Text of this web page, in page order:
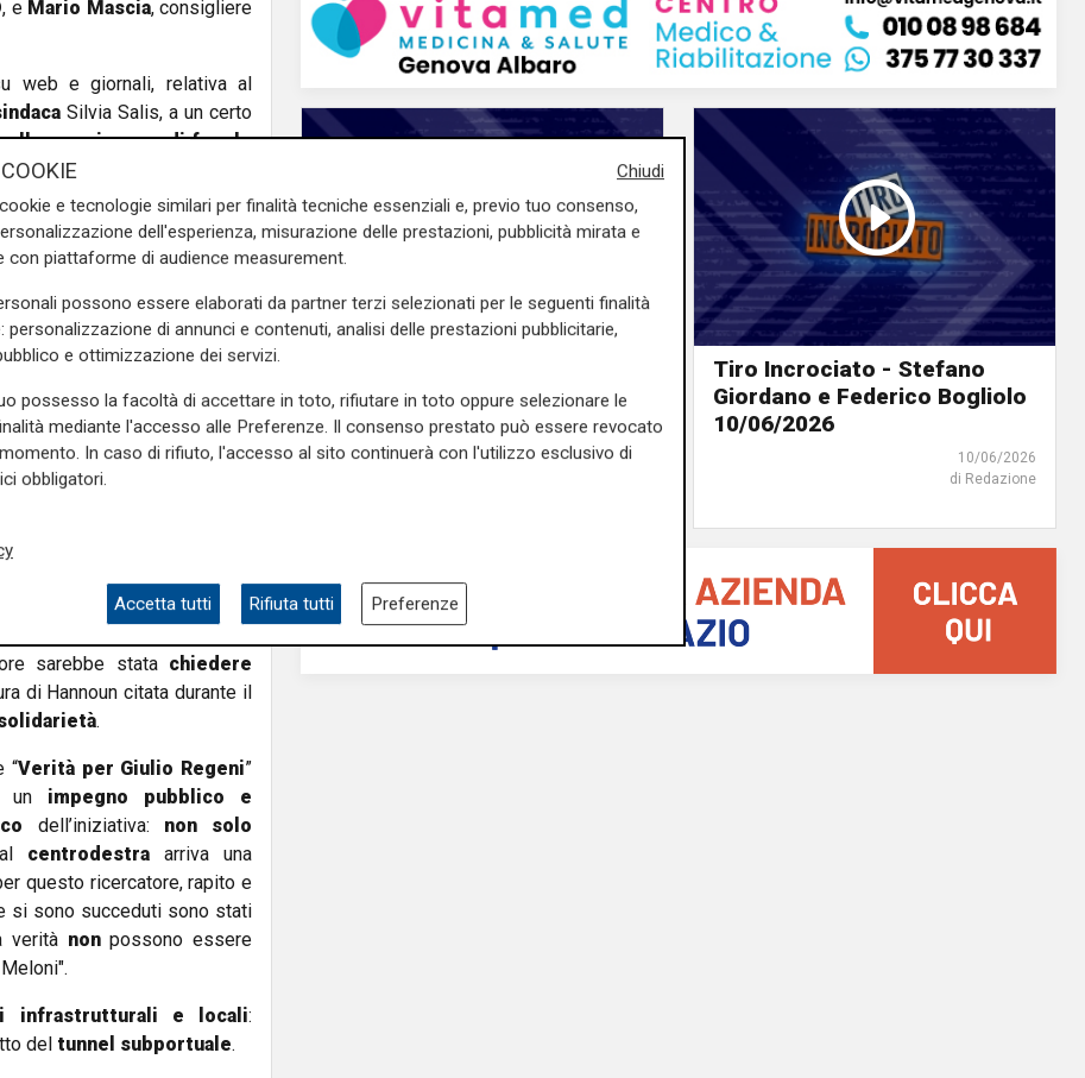
, e Mario Mascia, consigliere
web e giornali, relativa al
Silvia Salis, a un certo
alla maggioranza di fare lo
unadichiarazione
degenerare la situazione.
buona fede: "Sono arrivate
del
loStato di Israelecome
un ordine del giorno
alternativo a quello
intervento ho chiamato
Hannoun: per me è stato un
e sproporzionata". E
per ironia. Credo sia un
questa volta la tuaironia
è
state altre allusioni.
Non
dal centrodestra su cosa
sarebbe stata chiedere
di Hannoun citata durante il
.
“Verità per Giulio Regeni”
un impegno pubblico e
dell’iniziativa: non solo
centrodestra arriva una
questo ricercatore, rapito e
si sono succeduti sono stati
verità nonpossono essere
infrastrutturali e locali:
del tunnel subportuale.
Ceraudo e Federica Minarelli
10/06/2026
10/06/2026
Tiro Incrociato - Stefano
Giordano e Federico Bogliolo
10/06/2026
10/06/2026
di Redazione
Chiudi
e tecnologie similari per finalità tecniche essenziali e, previo tuo consenso,
dell'esperienza, misurazione delle prestazioni, pubblicità mirata e
con piattaforme di audience measurement.
possono essere elaborati da partner terzi selezionati per le seguenti finalità
personalizzazione di annunci e contenuti, analisi delle prestazioni pubblicitarie,
e ottimizzazione dei servizi.
possesso la facoltà di accettare in toto, rifiutare in toto oppure selezionare le
mediante l'accesso alle Preferenze. Il consenso prestato può essere revocato
In caso di rifiuto, l'accesso al sito continuerà con l'utilizzo esclusivo di
obbligatori.
Accetta tutti Rifiuta tutti Preferenze